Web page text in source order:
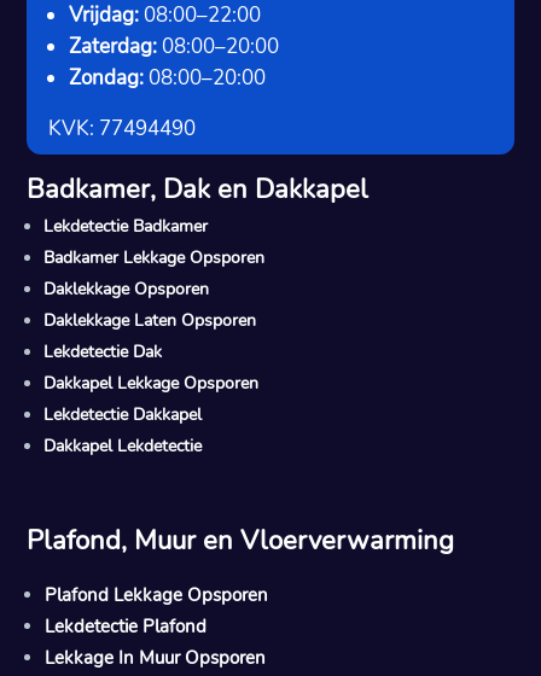
Vrijdag: 08:00–22:00
Zaterdag: 08:00–20:00
Zondag: 08:00–20:00
KVK: 77494490
Badkamer, Dak en Dakkapel
Lekdetectie Badkamer
Badkamer Lekkage Opsporen
Daklekkage Opsporen
Daklekkage Laten Opsporen
Lekdetectie Dak
Dakkapel Lekkage Opsporen
Lekdetectie Dakkapel
Dakkapel Lekdetectie
Plafond, Muur en Vloerverwarming
Plafond Lekkage Opsporen
Lekdetectie Plafond
Lekkage In Muur Opsporen